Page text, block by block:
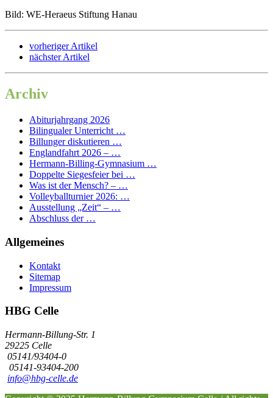
Bild: WE-Heraeus Stiftung Hanau
vorheriger Artikel
nächster Artikel
Archiv
Abiturjahrgang 2026
Bilingualer Unterricht …
Billunger diskutieren …
Englandfahrt 2026 – …
Hermann-Billing-Gymnasium …
Doppelte Siegesfeier bei …
Was ist der Mensch? – …
Volleyballturnier 2026: …
Ausstellung „Zeit“ – …
Abschluss der …
Allgemeines
Kontakt
Sitemap
Impressum
HBG Celle
Hermann-Billung-Str. 1
29225 Celle
05141/93404-0
05141-93404-200
info@hbg-celle.de